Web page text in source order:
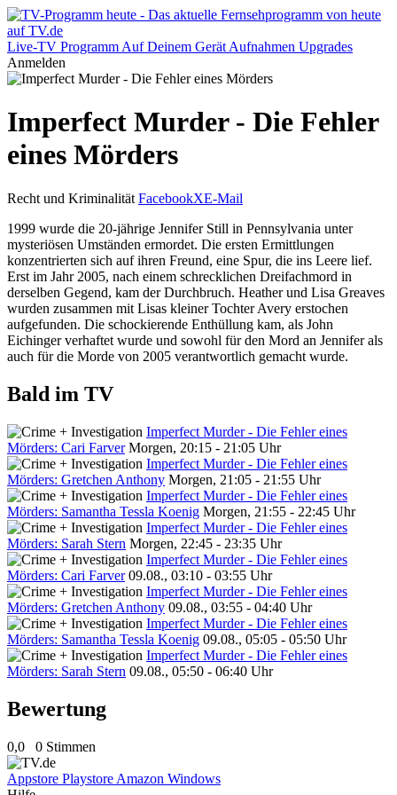
Live-TV Programm Auf Deinem Gerät Aufnahmen Upgrades
Anmelden
Imperfect Murder - Die Fehler
eines Mörders
Recht und Kriminalität FacebookXE-Mail
1999 wurde die 20-jährige Jennifer Still in Pennsylvania unter
mysteriösen Umständen ermordet. Die ersten Ermittlungen
konzentrierten sich auf ihren Freund, eine Spur, die ins Leere lief.
Erst im Jahr 2005, nach einem schrecklichen Dreifachmord in
derselben Gegend, kam der Durchbruch. Heather und Lisa Greaves
wurden zusammen mit Lisas kleiner Tochter Avery erstochen
aufgefunden. Die schockierende Enthüllung kam, als John
Eichinger verhaftet wurde und sowohl für den Mord an Jennifer als
auch für die Morde von 2005 verantwortlich gemacht wurde.
Bald im TV
Imperfect Murder - Die Fehler eines
Mörders: Cari Farver Morgen, 20:15 - 21:05 Uhr
Imperfect Murder - Die Fehler eines
Mörders: Gretchen Anthony Morgen, 21:05 - 21:55 Uhr
Imperfect Murder - Die Fehler eines
Mörders: Samantha Tessla Koenig Morgen, 21:55 - 22:45 Uhr
Imperfect Murder - Die Fehler eines
Mörders: Sarah Stern Morgen, 22:45 - 23:35 Uhr
Imperfect Murder - Die Fehler eines
Mörders: Cari Farver 09.08., 03:10 - 03:55 Uhr
Imperfect Murder - Die Fehler eines
Mörders: Gretchen Anthony 09.08., 03:55 - 04:40 Uhr
Imperfect Murder - Die Fehler eines
Mörders: Samantha Tessla Koenig 09.08., 05:05 - 05:50 Uhr
Imperfect Murder - Die Fehler eines
Mörders: Sarah Stern 09.08., 05:50 - 06:40 Uhr
Bewertung
0,0 0 Stimmen
Appstore Playstore Amazon Windows